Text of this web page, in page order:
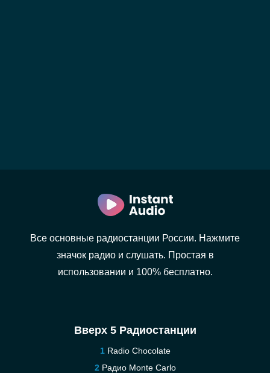
Все основные радиостанции России. Нажмите
значок радио и слушать. Простая в
использовании и 100% бесплатно.
Вверх 5 Радиостанции
Radio Chocolate
Радио Monte Carlo